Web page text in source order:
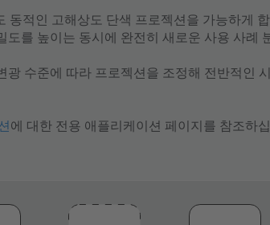
적인 고해상도 단색 프로젝션을 가능하게
를 높이는 동시에 완전히 새로운 사용 사례
수준에 따라 프로젝션을 조정해 전반적인
에 대한 전용 애플리케이션 페이지를 참조하